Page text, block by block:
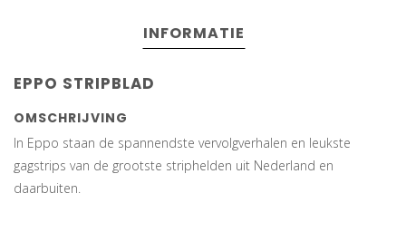
INFORMATIE
EPPO STRIPBLAD
OMSCHRIJVING
In Eppo staan de spannendste vervolgverhalen en leukste
gagstrips van de grootste striphelden uit Nederland en
daarbuiten.